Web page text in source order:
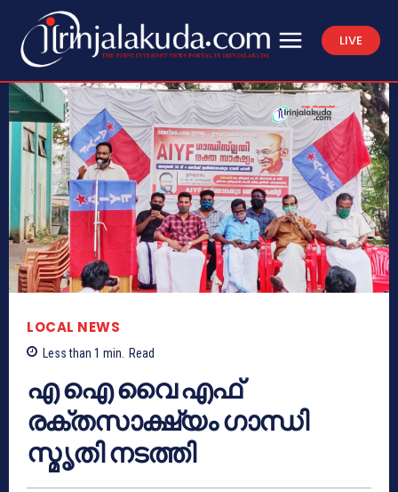
LIVE
LOCAL NEWS
Less than 1 min. Read
എ ഐ വൈ എഫ്
രക്തസാക്ഷ്യം ഗാന്ധി
സ്മൃതി നടത്തി